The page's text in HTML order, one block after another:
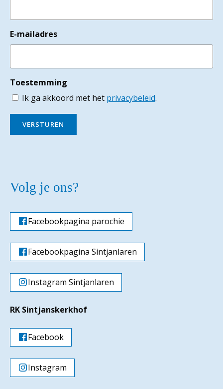
E-mailadres
Toestemming
Ik ga akkoord met het privacybeleid.
VERSTUREN
Volg je ons?
Facebookpagina parochie
Facebookpagina Sintjanlaren
Instagram Sintjanlaren
RK Sintjanskerkhof
Facebook
Instagram